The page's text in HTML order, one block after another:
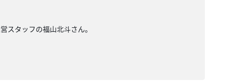
スタッフの福山北斗さん。